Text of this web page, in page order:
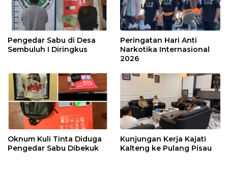
Pengedar Sabu di Desa
Sembuluh I Diringkus
Peringatan Hari Anti
Narkotika Internasional
2026
Oknum Kuli Tinta Diduga
Pengedar Sabu Dibekuk
Kunjungan Kerja Kajati
Kalteng ke Pulang Pisau